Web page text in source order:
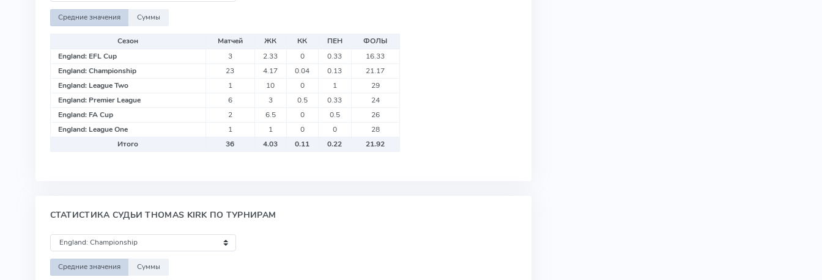
Средние значения Суммы
Сезон Матчей ЖК КК ПЕН
ФОЛЫ
England: EFL Cup
3 2.33 0 0.33
16.33
England: Championship
23 4.17 0.04 0.13
21.17
England: League Two
1 10 0 1
29
England: Premier League
6 3 0.5 0.33
24
England: FA Cup
2 6.5 0 0.5
26
England: League One
1 1 0 0
28
Итого
36 4.03 0.11 0.22 21.92
СТАТИСТИКА СУДЬИ THOMAS KIRK ПО ТУРНИРАМ
Средние значения Суммы